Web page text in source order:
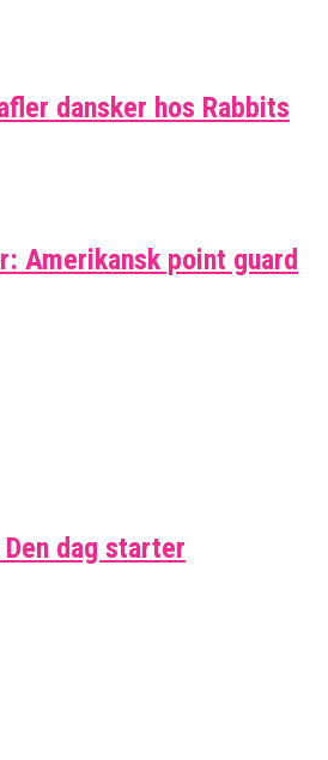
dansker hos Rabbits
Amerikansk point guard
dag starter